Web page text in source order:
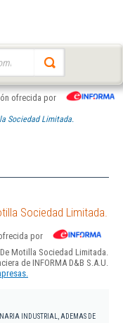
ofrecida por
Sociedad Limitada.
Sociedad Limitada.
por
Motilla Sociedad Limitada.
de INFORMA D&B S.A.U.
INDUSTRIAL, ADEMAS DE